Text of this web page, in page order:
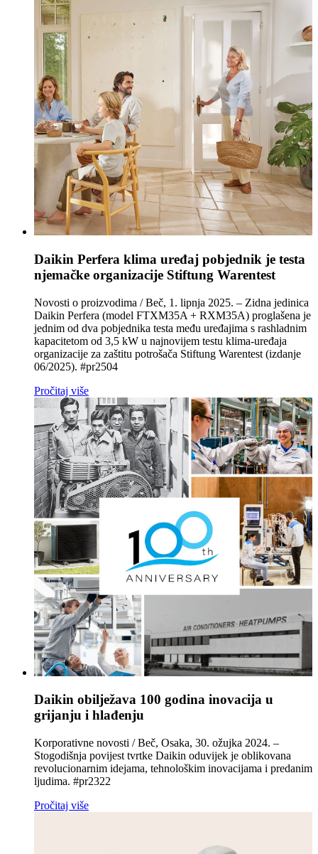
Daikin Perfera klima uređaj pobjednik je testa
njemačke organizacije Stiftung Warentest
Novosti o proizvodima / Beč, 1. lipnja 2025. – Zidna jedinica
Daikin Perfera (model FTXM35A + RXM35A) proglašena je
jednim od dva pobjednika testa među uređajima s rashladnim
kapacitetom od 3,5 kW u najnovijem testu klima‑uređaja
organizacije za zaštitu potrošača Stiftung Warentest (izdanje
06/2025). #pr2504
Pročitaj više
Daikin obilježava 100 godina inovacija u
grijanju i hlađenju
Korporativne novosti / Beč, Osaka, 30. ožujka 2024. –
Stogodišnja povijest tvrtke Daikin oduvijek je oblikovana
revolucionarnim idejama, tehnološkim inovacijama i predanim
ljudima. #pr2322
Pročitaj više